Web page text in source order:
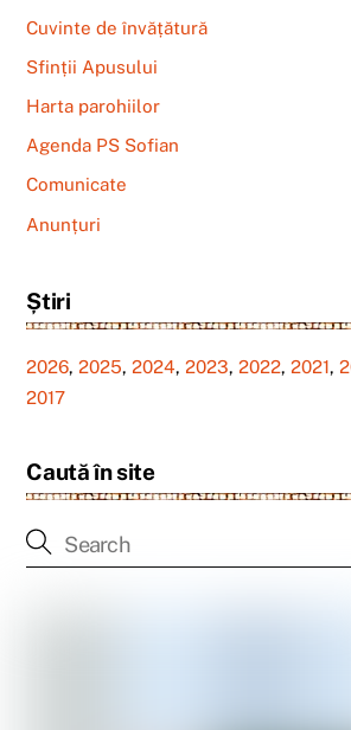
Cuvinte de învățătură
Sfinții Apusului
Harta parohiilor
Agenda PS Sofian
Comunicate
Anunțuri
Știri
2026,2025,2024,2023,2022,2021,
2017
Caută în site